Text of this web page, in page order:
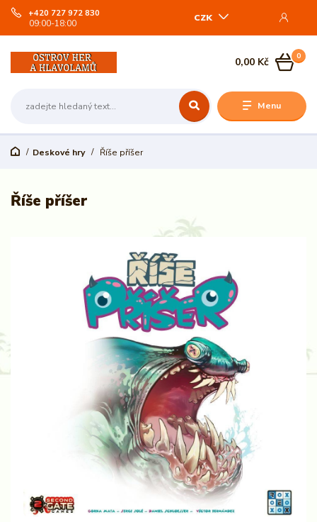
Menu
CZK
+420 727 972 830
09:00-18:00
0
0,00 Kč
Deskové hry Říše příšer
Říše příšer